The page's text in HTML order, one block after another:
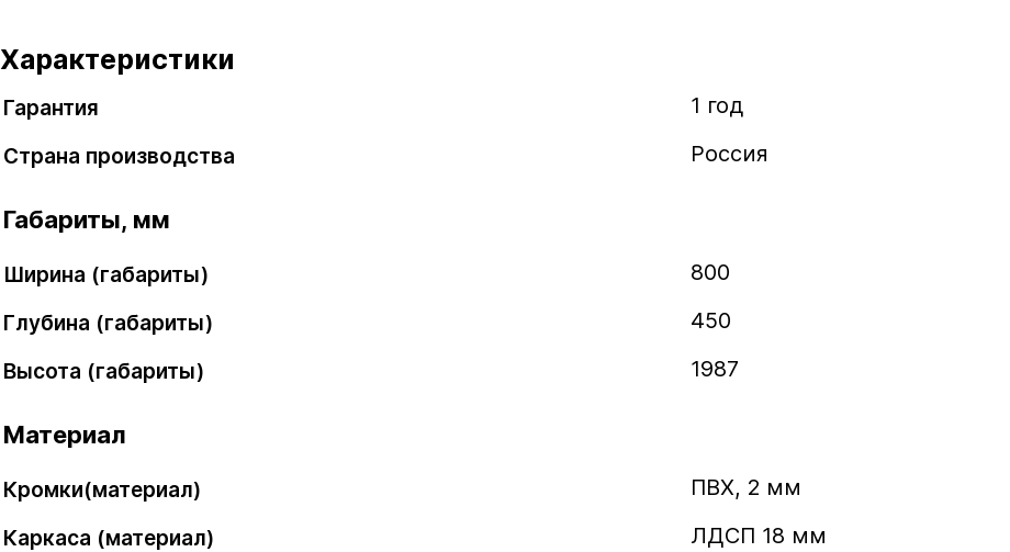
Характеристики
Гарантия 1 год
Страна производства Россия
Габариты, мм
Ширина (габариты) 800
Глубина (габариты) 450
Высота (габариты) 1987
Материал
Кромки(материал) ПВХ, 2 мм
Каркаса (материал) ЛДСП 18 мм